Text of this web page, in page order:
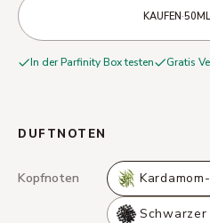
KAUFEN·50ML
In der Parfinity Box testen Gratis
DUFTNOTEN
Kopfnoten